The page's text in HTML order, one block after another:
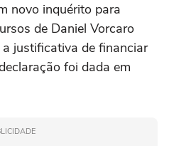
novo inquérito para
de Daniel Vorcaro
justificativa de financiar
foi dada em